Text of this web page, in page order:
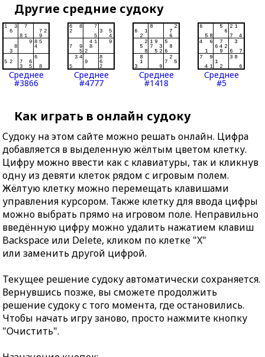
Другие средние судоку
Среднее
#3866
Среднее
#4777
Среднее
#1418
Среднее
#5
Как играть в онлайн судоку
Судоку на этом сайте можно решать онлайн. Цифра
добавляется в выделенную жёлтым цветом клетку.
Цифру можно ввести как с клавиатуры, так и кликнув
одну из девяти клеток рядом с игровым полем.
Жёлтую клетку можно перемещать клавишами
управления курсором. Также клетку для ввода цифры
можно выбрать прямо на игровом поле. Неправильно
введённую цифру можно удалить нажатием клавиш
Backspace или Delete, кликом по клетке "X"
или заменить другой цифрой.
Текущее решение судоку автоматически сохраняется.
Вернувшись позже, вы сможете продолжить
решение судоку с того момента, где остановились.
Чтобы начать игру заново, просто нажмите кнопку
"Очистить".